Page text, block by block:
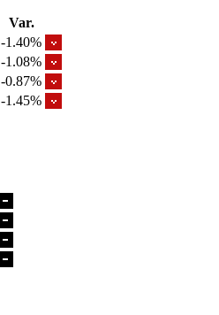
Var.
-1.40%
-1.08%
-0.87%
-1.45%